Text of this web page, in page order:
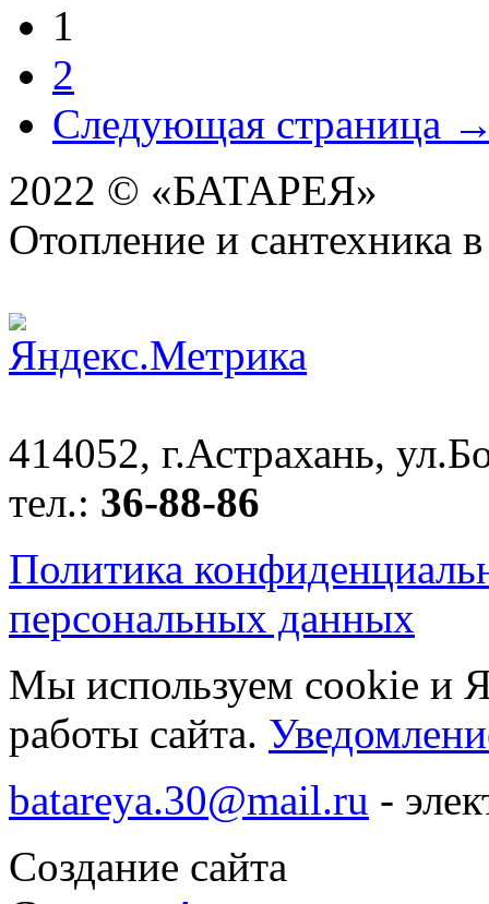
1
2
Следующая страница
2022 © «БАТАРЕЯ»
Отопление и сантехника
414052, г.Астрахань,
тел.: 36-88-86
Политика
персональных данных
Мы используем cookie и
работы сайта.
batareya.30@mail.ru -
Создание сайта